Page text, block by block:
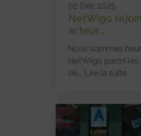
02 Déc 2025
NetWigo
acteur...
Nous sommes
NetWigo parmi
de... Lire la suite